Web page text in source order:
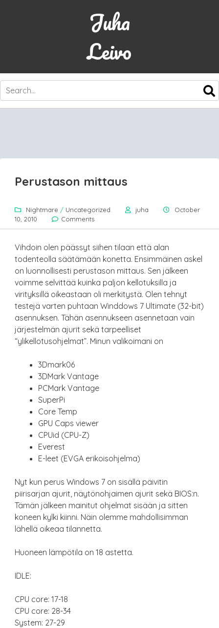
Juha
Leivo
SKIP
CONTENT
Perustason mittaus
Nightmare / Uncategorized juha
October
10, 2010
Comments
Vihdoin olen päässyt siihen tilaan että alan
todenteolla säätämään konetta. Ensimmäinen askel
on luonnollisesti perustason mittaus. Sen jälkeen
voimme selvittää kuinka paljon kellotuksilla ja
virityksillä oikeastaan oli merkitystä. Olen tehnyt
testejä varten puhtaan Winddows 7 Ultimate (32-bit)
asennuksen. Tähän asennukseen asennetaan vain
järjestelmän ajurit sekä tarpeelliset
“ylikellotusohjelmat”. Minun valikoimani on
3Dmark06
3DMark Vantage
PCMark Vantage
SuperPi
Core Temp
GPU Caps viewer
CPUid (CPU-Z)
Everest
E-leet (EVGA erikoisohjelma)
Nyt kun perus Windows 7 on sisällä päivitin
piirisarjan ajurit, näytönohjaimen ajurit sekä BIOS:n.
Tämän jälkeen mainitut ohjelmat sisään ja sitten
koneen kylki kiinni. Näin olemme mahdollisimman
lähellä oikeaa tilannetta.
Huoneen lämpötila on 18 astetta.
IDLE:
CPU core: 17-18
CPU core: 28-34
System: 27-29